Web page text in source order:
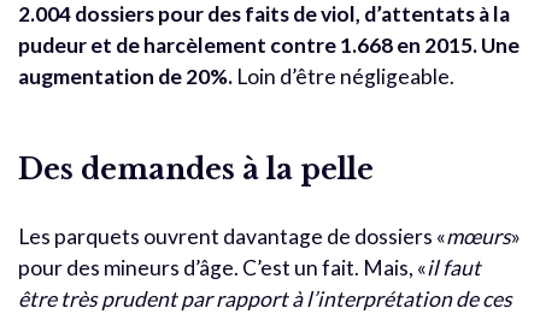
2.004 dossiers pour des faits de viol, d’attentats à la
pudeur et de harcèlement contre 1.668 en 2015. Une
augmentation de 20%. Loin d’être négligeable.
Des demandes à la pelle
Les parquets ouvrent davantage de dossiers «mœurs»
pour des mineurs d’âge. C’est un fait. Mais, «il faut
être très prudent par rapport à l’interprétation de ces